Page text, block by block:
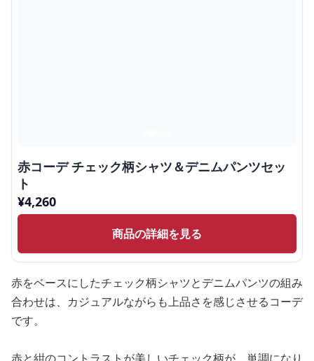
赤コーデ チェック柄シャツ＆デニムパンツセッ
ト
¥4,260
商品の詳細を見る
赤をベースにしたチェック柄シャツとデニムパンツの組み
合わせは、カジュアルながらも上品さを感じさせるコーデ
です。